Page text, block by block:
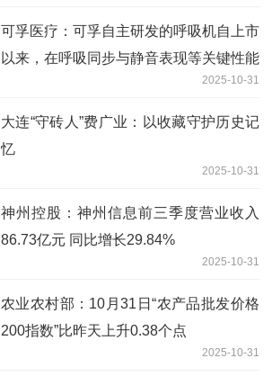
可孚医疗：可孚自主研发的呼吸机自上市
以来，在呼吸同步与静音表现等关键性能
2025-10-31
大连“守砖人”费广业：以收藏守护历史记
忆
2025-10-31
神州控股：神州信息前三季度营业收入
86.73亿元 同比增长29.84%
2025-10-31
农业农村部：10月31日“农产品批发价格
200指数”比昨天上升0.38个点
2025-10-31